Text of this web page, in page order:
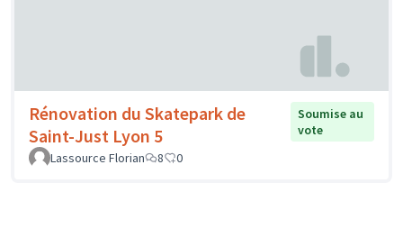
Rénovation du Skatepark de
Saint-Just Lyon 5
Soumise au
vote
Lassource Florian
8 0